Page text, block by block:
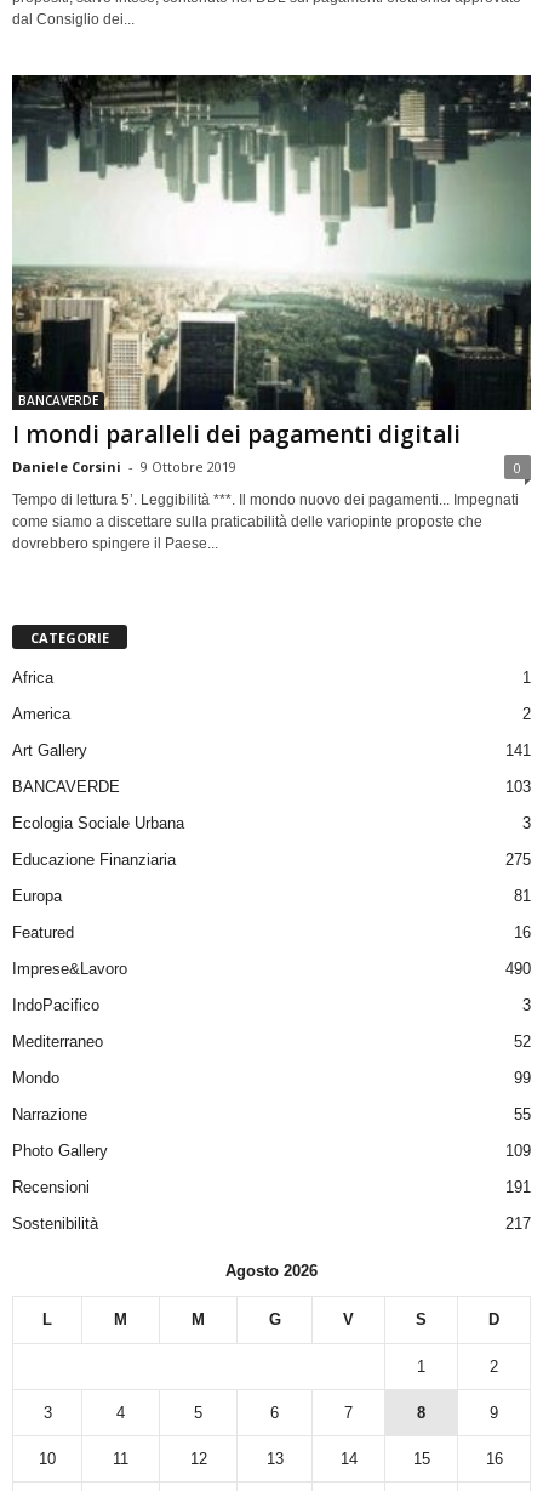
dal Consiglio dei...
BANCAVERDE
I mondi paralleli dei pagamenti digitali
Daniele Corsini - 9 Ottobre 2019 0
Tempo di lettura 5’. Leggibilità ***. Il mondo nuovo dei pagamenti... Impegnati
come siamo a discettare sulla praticabilità delle variopinte proposte che
dovrebbero spingere il Paese...
CATEGORIE
Africa
1
America
2
Art Gallery
141
BANCAVERDE
103
Ecologia Sociale Urbana
3
Educazione Finanziaria
275
Europa
81
Featured
16
Imprese&Lavoro
490
IndoPacifico
3
Mediterraneo
52
Mondo
99
Narrazione
55
Photo Gallery
109
Recensioni
191
Sostenibilità
217
Agosto 2026
L M M G V S D
1 2
3 4 5 6 7 8 9
10 11 12 13 14 15 16